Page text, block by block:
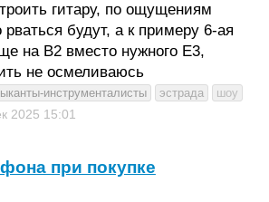
гитару, по ощущениям
рваться будут, а к примеру 6-ая
на B2 вместо нужного Е3,
не осмеливаюсь
инструменталисты эстрада шоу
2025 15:01
при покупке